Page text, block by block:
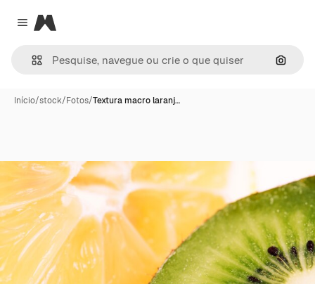
Close menu
Magnific
Início/stock/Fotos/Textura macro laranj…